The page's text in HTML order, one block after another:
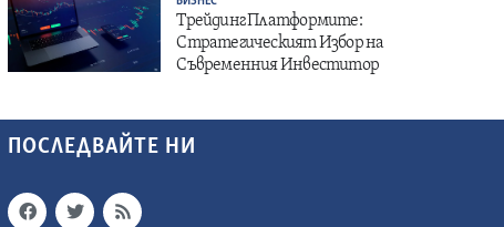
Трейдинг Платформите:
Стратегическият Избор на
Съвременния Инвеститор
ПОСЛЕДВАЙТЕ НИ